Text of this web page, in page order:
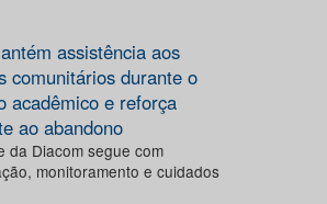
assistência aos
comunitários durante o
acadêmico e reforça
ao abandono
da Diacom segue com
monitoramento e cuidados